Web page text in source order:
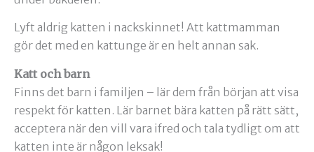
Lyft aldrig katten i nackskinnet! Att kattmamman
gör det med en kattunge är en helt annan sak.
Katt och barn
Finns det barn i familjen – lär dem från början att visa
respekt för katten. Lär barnet bära katten på rätt sätt,
acceptera när den vill vara ifred och tala tydligt om att
katten inte är någon leksak!